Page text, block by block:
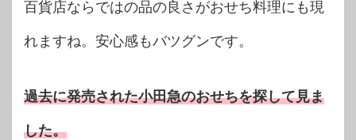
百貨店ならではの品の良さがおせち料理にも現
れますね。安心感もバツグンです。
過去に発売された小田急のおせちを探して見ま
した。